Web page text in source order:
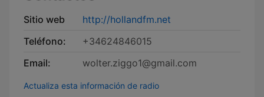
Sitio web
http://hollandfm.net
Teléfono:
+34624846015
Email:
wolter.ziggo1@gmail.com
Actualiza esta información de radio